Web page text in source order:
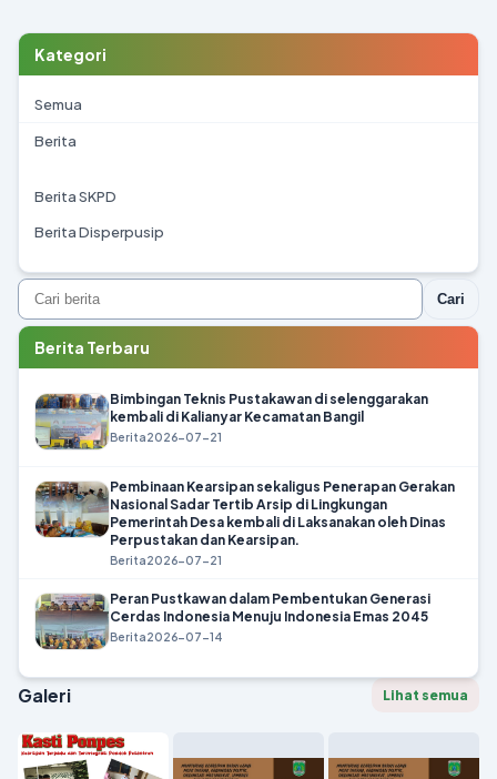
Kategori
Semua
Berita
Berita SKPD
Berita Disperpusip
Cari
Berita Terbaru
Bimbingan Teknis Pustakawan di selenggarakan
kembali di Kalianyar Kecamatan Bangil
Berita2026-07-21
Pembinaan Kearsipan sekaligus Penerapan Gerakan
Nasional Sadar Tertib Arsip di Lingkungan
Pemerintah Desa kembali di Laksanakan oleh Dinas
Perpustakan dan Kearsipan.
Berita2026-07-21
Peran Pustkawan dalam Pembentukan Generasi
Cerdas Indonesia Menuju Indonesia Emas 2045
Berita2026-07-14
Galeri Lihat semua